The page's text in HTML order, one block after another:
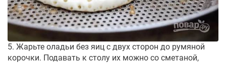
5. Жарьте оладьи без яиц с двух сторон до румяной
корочки. Подавать к столу их можно со сметаной,